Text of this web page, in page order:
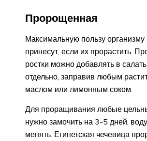
Пророщенная
Максимальную пользу
принесут, если их прорастить.
ростки можно добавлять в
отдельно, заправив любым
маслом или лимонным соком.
Для проращивания любые
нужно замочить на 3-5 дней,
менять. Египетская чечевица